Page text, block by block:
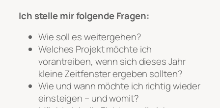
Ich stelle mir folgende Fragen:
Wie soll es weitergehen?
Welches Projekt möchte ich
vorantreiben, wenn sich dieses Jahr
kleine Zeitfenster ergeben sollten?
Wie und wann möchte ich richtig wieder
einsteigen – und womit?